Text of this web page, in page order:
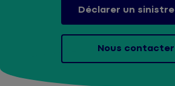
Déclarer un sinistre
Nous contacter